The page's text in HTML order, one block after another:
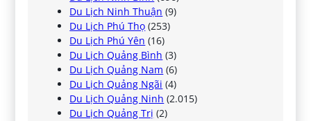
Du Lịch Ninh Thuận (9)
Du Lịch Phú Thọ (253)
Du Lịch Phú Yên (16)
Du Lịch Quảng Bình (3)
Du Lịch Quảng Nam (6)
Du Lịch Quảng Ngãi (4)
Du Lịch Quảng Ninh (2.015)
Du Lịch Quảng Trị (2)